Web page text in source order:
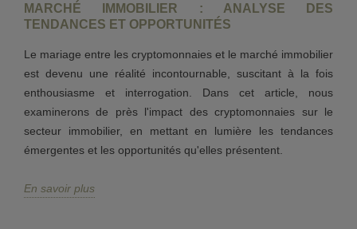
MARCHÉ IMMOBILIER : ANALYSE DES
TENDANCES ET OPPORTUNITÉS
Le mariage entre les cryptomonnaies et le marché immobilier
est devenu une réalité incontournable, suscitant à la fois
enthousiasme et interrogation. Dans cet article, nous
examinerons de près l'impact des cryptomonnaies sur le
secteur immobilier, en mettant en lumière les tendances
émergentes et les opportunités qu'elles présentent.
En savoir plus